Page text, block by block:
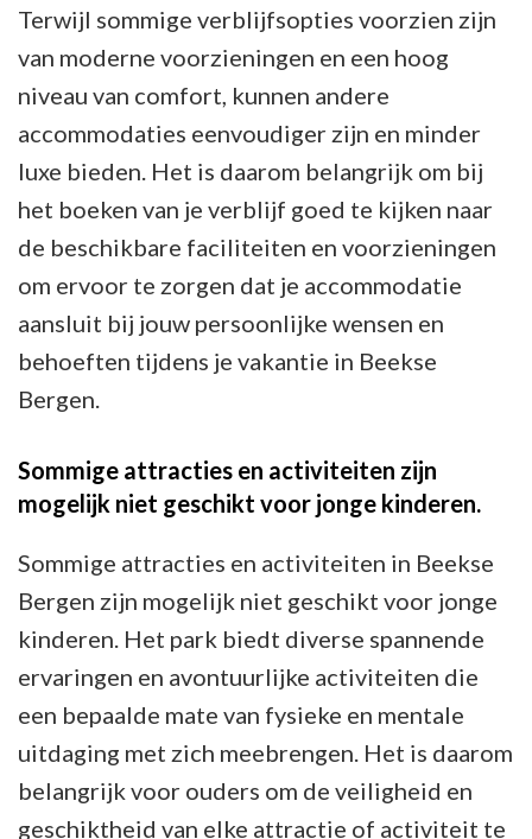
Terwijl sommige verblijfsopties voorzien zijn
van moderne voorzieningen en een hoog
niveau van comfort, kunnen andere
accommodaties eenvoudiger zijn en minder
luxe bieden. Het is daarom belangrijk om bij
het boeken van je verblijf goed te kijken naar
de beschikbare faciliteiten en voorzieningen
om ervoor te zorgen dat je accommodatie
aansluit bij jouw persoonlijke wensen en
behoeften tijdens je vakantie in Beekse
Bergen.
Sommige attracties en activiteiten zijn
mogelijk niet geschikt voor jonge kinderen.
Sommige attracties en activiteiten in Beekse
Bergen zijn mogelijk niet geschikt voor jonge
kinderen. Het park biedt diverse spannende
ervaringen en avontuurlijke activiteiten die
een bepaalde mate van fysieke en mentale
uitdaging met zich meebrengen. Het is daarom
belangrijk voor ouders om de veiligheid en
geschiktheid van elke attractie of activiteit te